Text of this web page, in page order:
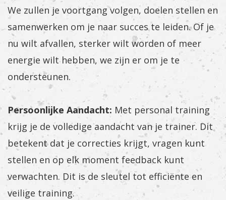
We zullen je voortgang volgen, doelen stellen en
samenwerken om je naar succes te leiden. Of je
nu wilt afvallen, sterker wilt worden of meer
energie wilt hebben, we zijn er om je te
ondersteunen.
Persoonlijke Aandacht: Met personal training
krijg je de volledige aandacht van je trainer. Dit
betekent dat je correcties krijgt, vragen kunt
stellen en op elk moment feedback kunt
verwachten. Dit is de sleutel tot efficiënte en
veilige training.